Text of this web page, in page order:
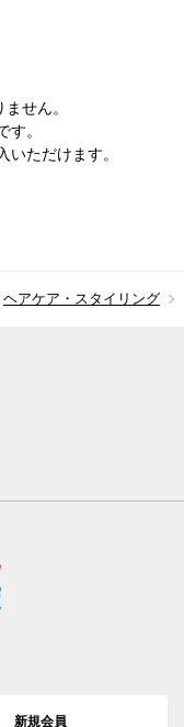
せん。
す。
いただけます。
ヘアケア・スタイリング
新規会員